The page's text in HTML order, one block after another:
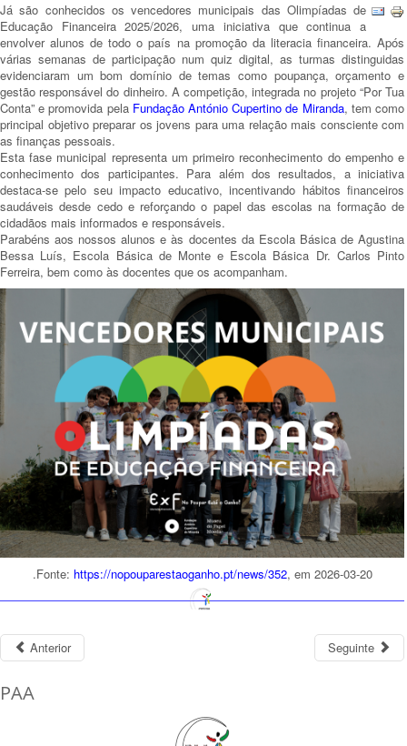
Já são conhecidos os vencedores municipais das Olimpíadas de
Educação Financeira 2025/2026, uma iniciativa que continua a
envolver alunos de todo o país na promoção da literacia financeira. Após
várias semanas de participação num quiz digital, as turmas distinguidas
evidenciaram um bom domínio de temas como poupança, orçamento e
gestão responsável do dinheiro. A competição, integrada no projeto “Por Tua
Conta” e promovida pela Fundação António Cupertino de Miranda, tem como
principal objetivo preparar os jovens para uma relação mais consciente com
as finanças pessoais.
Esta fase municipal representa um primeiro reconhecimento do empenho e
conhecimento dos participantes. Para além dos resultados, a iniciativa
destaca-se pelo seu impacto educativo, incentivando hábitos financeiros
saudáveis desde cedo e reforçando o papel das escolas na formação de
cidadãos mais informados e responsáveis.
Parabéns aos nossos alunos e às docentes da Escola Básica de Agustina
Bessa Luís, Escola Básica de Monte e Escola Básica Dr. Carlos Pinto
Ferreira, bem como às docentes que os acompanham.
.Fonte: https://nopouparestaoganho.pt/news/352, em 2026-03-20
Anterior Seguinte
PAA